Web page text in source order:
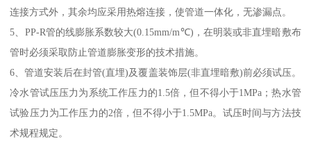
连接方式外，其余均应采用热熔连接，使管道一体化，无渗漏点。
5、PP-R管的线膨胀系数较大(0.15mm/m℃)，在明装或非直埋暗敷布
管时必须采取防止管道膨胀变形的技术措施。
6、管道安装后在封管(直埋)及覆盖装饰层(非直埋暗敷)前必须试压。
冷水管试压压力为系统工作压力的1.5倍，但不得小于1MPa；热水管
试验压力为工作压力的2倍，但不得小于1.5MPa。试压时间与方法技
术规程规定。